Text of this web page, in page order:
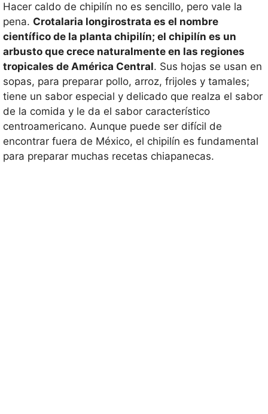
Hacer caldo de chipilín no es sencillo, pero vale la
pena. Crotalaria longirostrata es el nombre
científico de la planta chipilín; el chipilín es un
arbusto que crece naturalmente en las regiones
tropicales de América Central. Sus hojas se usan en
sopas, para preparar pollo, arroz, frijoles y tamales;
tiene un sabor especial y delicado que realza el sabor
de la comida y le da el sabor característico
centroamericano. Aunque puede ser difícil de
encontrar fuera de México, el chipilín es fundamental
para preparar muchas recetas chiapanecas.